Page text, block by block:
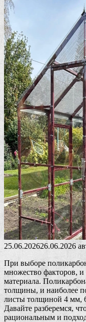
25.06.202626.06.2026
При выборе
множество факторов,
материала.
толщины, и наиболее
листы толщиной 4 мм,
Давайте разберемся,
рациональным и